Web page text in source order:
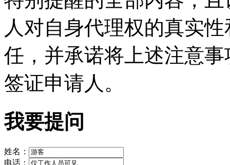
人对自身代理权的真实
任，并承诺将上述注意
签证申请人。
我要提问
姓名：
电话：